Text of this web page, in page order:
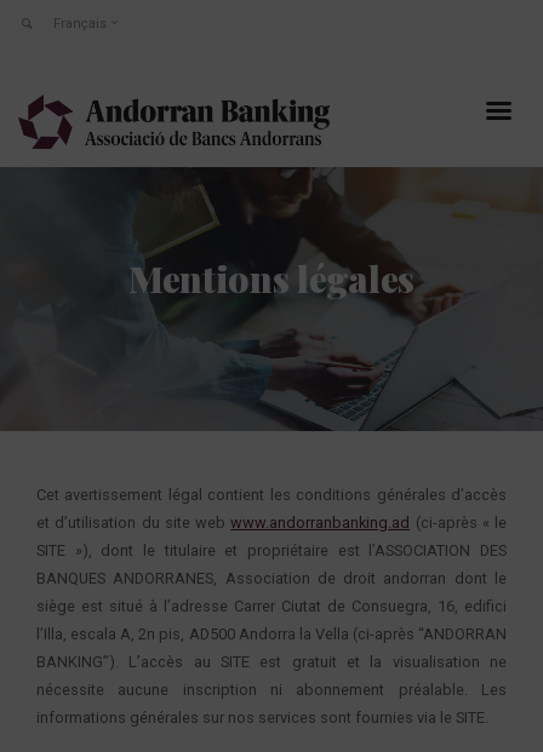
Français
Mentions légales
Cet avertissement légal contient les conditions générales d’accès
et d’utilisation du site webwww.andorranbanking.ad (ci-après « le
SITE »), dont le titulaire et propriétaire est l’ASSOCIATION DES
BANQUES ANDORRANES, Association de droit andorran dont le
siège est situé à l’adresse Carrer Ciutat de Consuegra, 16, edifici
l’Illa, escala A, 2n pis, AD500 Andorra la Vella (ci-après “ANDORRAN
BANKING”). L’accès au SITE est gratuit et la visualisation ne
nécessite aucune inscription ni abonnement préalable. Les
informations générales sur nos services sont fournies via le SITE.